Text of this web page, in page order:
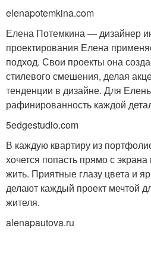
elenapotemkina.com
Елена Потемкина — дизайнер
проектирования Елена
подход. Свои проекты она
стилевого смешения, делая
тенденции в дизайне. Для
рафинированность каждой
5edgestudio.com
В каждую квартиру из
хочется попасть прямо с
жить. Приятные глазу цвета и
делают каждый проект мечтой
жителя.
alenapautova.ru